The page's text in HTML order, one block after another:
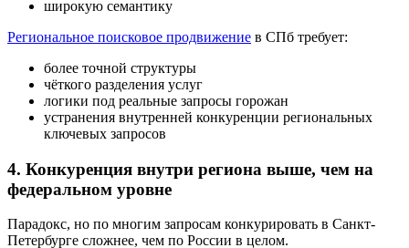
широкую семантику
Региональное поисковое продвижение в СПб требует:
более точной структуры
чёткого разделения услуг
логики под реальные запросы горожан
устранения внутренней конкуренции региональных
ключевых запросов
4. Конкуренция внутри региона выше, чем на
федеральном уровне
Парадокс, но по многим запросам конкурировать в Санкт-
Петербурге сложнее, чем по России в целом.